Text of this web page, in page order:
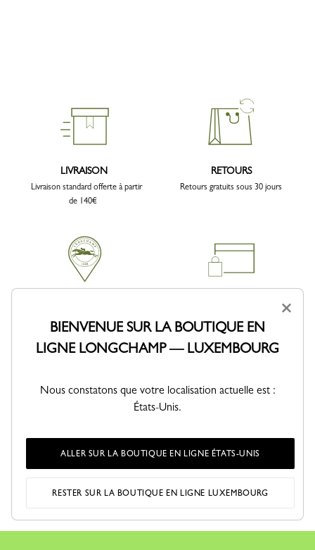
LIVRAISON
Livraison standard offerte à partir
de 140€
RETOURS
Retours gratuits sous 30 jours
Retrait en Boutique gratuit
(selon disponibilité en boutique)
Commandez en toute confiance
RÉPARATION GRATUITE
gratuitement:
×
BIENVENUE SUR LA BOUTIQUE EN
LIGNE LONGCHAMP — LUXEMBOURG
Nous constatons que votre localisation actuelle est :
États-Unis.
ALLER SUR LA BOUTIQUE EN LIGNE ÉTATS-UNIS
RESTER SUR LA BOUTIQUE EN LIGNE LUXEMBOURG